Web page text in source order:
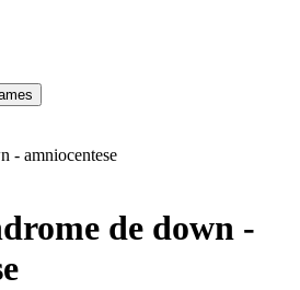
- amniocentese
de down -